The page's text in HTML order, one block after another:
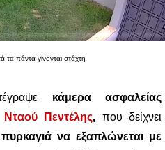
τα πάντα γίνονται στάχτη
κάμερα ασφαλείας
Νταού Πεντέλης, που δείχνει
να εξαπλώνεται με